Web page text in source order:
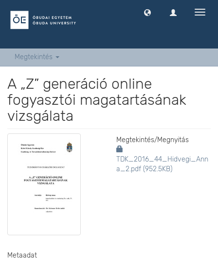
Megtekintés
A „Z” generáció online
fogyasztói magatartásának
vizsgálata
Megtekintés/Megnyitás
TDK_2016_44_Hidvegi_Ann
a_2.pdf (952.5KB)
Metaadat